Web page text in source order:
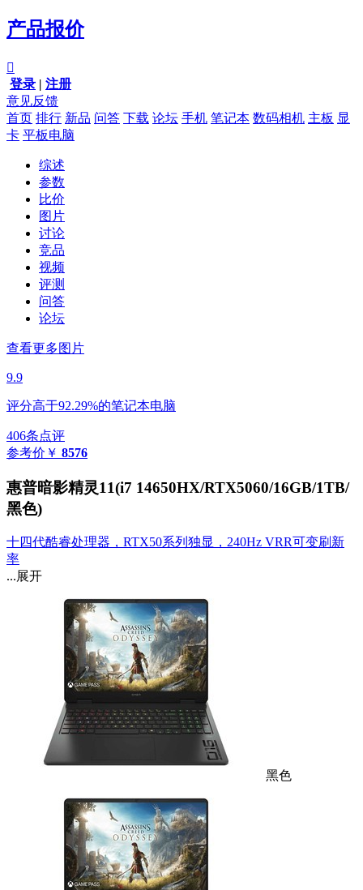
产品报价

登录 | 注册
意见反馈
首页 排行 新品 问答 下载 论坛 手机 笔记本 数码相机 主板 显
卡 平板电脑
综述
参数
比价
图片
讨论
竞品
视频
评测
问答
论坛
查看更多图片
9.9
评分高于92.29%的笔记本电脑
406条点评
参考价 ￥ 8576
惠普暗影精灵11(i7 14650HX/RTX5060/16GB/1TB/
黑色)
十四代酷睿处理器，RTX50系列独显，240Hz VRR可变刷新
率
...展开
黑色